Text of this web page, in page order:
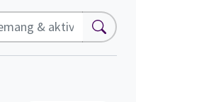
Sök